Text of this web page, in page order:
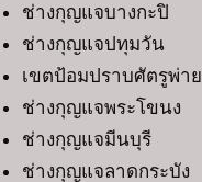
ช่างกุญแจบางกะปิ
ช่างกุญแจปทุมวัน
เขตป้อมปราบศัตรูพ่าย
ช่างกุญแจพระโขนง
ช่างกุญแจมีนบุรี
ช่างกุญแจลาดกระบัง